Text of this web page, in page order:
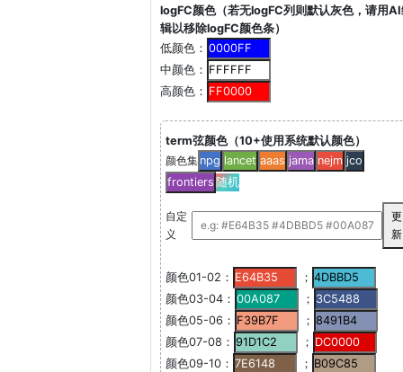
logFC颜色（若无logFC列则默认灰色，请用
辑以移除logFC颜色条）
低颜色：
中颜色：
高颜色：
term弦颜色（10+使用系统默认颜色）
颜色集 npg lancet aaas jama nejm jco
frontiers 随机
自定
义
更
新
颜色01-02：
；
颜色03-04：
；
颜色05-06：
；
颜色07-08：
；
颜色09-10：
；